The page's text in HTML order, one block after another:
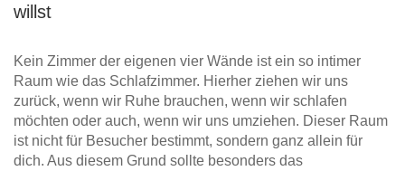
willst
Kein Zimmer der eigenen vier Wände ist ein so intimer
Raum wie das Schlafzimmer. Hierher ziehen wir uns
zurück, wenn wir Ruhe brauchen, wenn wir schlafen
möchten oder auch, wenn wir uns umziehen. Dieser Raum
ist nicht für Besucher bestimmt, sondern ganz allein für
dich. Aus diesem Grund sollte besonders das